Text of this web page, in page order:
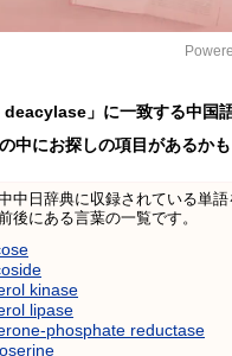
」に一致する中国
中にお探しの項目があるかも
中日辞典に収録されている単
後にある言葉の一覧です。
kinase
lipase
phosphate reductase